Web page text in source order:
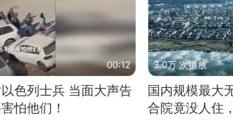
00:12
色列士兵 当面大声告
怕他们！
3.0万 次播放
国内规模最大
合院竟没人住